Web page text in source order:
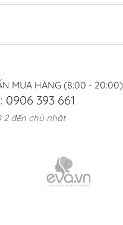
MUA HÀNG (8:00 - 20:00)
0906 393 661
2 đến chủ nhật